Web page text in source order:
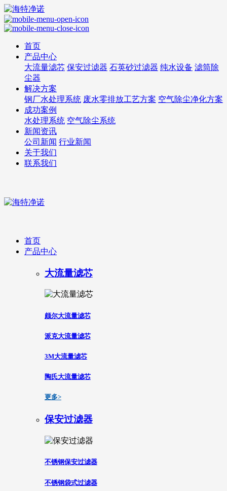
首页
产品中心
大流量滤芯 保安过滤器 石英砂过滤器 纯水设备 滤筒除
尘器
解决方案
钢厂水处理系统 废水零排放工艺方案 空气除尘净化方案
成功案例
水处理系统 空气除尘系统
新闻资讯
公司新闻 行业新闻
关于我们
联系我们
首页
产品中心
大流量滤芯
颇尔大流量滤芯
派克大流量滤芯
3M大流量滤芯
陶氏大流量滤芯
更多>
保安过滤器
不锈钢保安过滤器
不锈钢袋式过滤器